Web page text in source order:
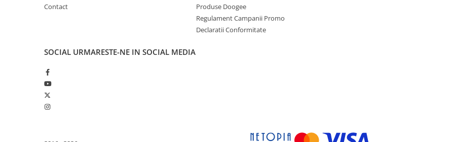
Tablete Unihertz
Tablete Blackview
Produse Fossibot
Telefoane Mobile Fossibot
Tablete Fossibot
Contact
Produse Doogee
Regulament Campanii Promo
Declaratii Conformitate
SOCIAL URMARESTE-NE IN SOCIAL MEDIA